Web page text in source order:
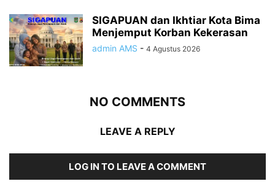
SIGAPUAN dan Ikhtiar Kota Bima
Menjemput Korban Kekerasan
admin AMS - 4 Agustus 2026
NO COMMENTS
LEAVE A REPLY
LOG IN TO LEAVE A COMMENT